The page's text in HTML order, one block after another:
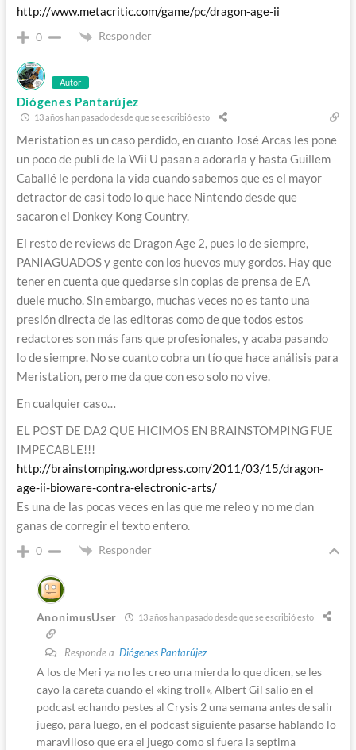
http://www.metacritic.com/game/pc/dragon-age-ii
0 Responder
Autor
Diógenes Pantarújez
13 años han pasado desde que se escribió esto
Meristation es un caso perdido, en cuanto José Arcas les pone
un poco de publi de la Wii U pasan a adorarla y hasta Guillem
Caballé le perdona la vida cuando sabemos que es el mayor
detractor de casi todo lo que hace Nintendo desde que
sacaron el Donkey Kong Country.
El resto de reviews de Dragon Age 2, pues lo de siempre,
PANIAGUADOS y gente con los huevos muy gordos. Hay que
tener en cuenta que quedarse sin copias de prensa de EA
duele mucho. Sin embargo, muchas veces no es tanto una
presión directa de las editoras como de que todos estos
redactores son más fans que profesionales, y acaba pasando
lo de siempre. No se cuanto cobra un tío que hace análisis para
Meristation, pero me da que con eso solo no vive.
En cualquier caso…
EL POST DE DA2 QUE HICIMOS EN BRAINSTOMPING FUE
IMPECABLE!!!
http://brainstomping.wordpress.com/2011/03/15/dragon-
age-ii-bioware-contra-electronic-arts/
Es una de las pocas veces en las que me releo y no me dan
ganas de corregir el texto entero.
0 Responder
AnonimusUser 13 años han pasado desde que se escribió esto
Responde a Diógenes Pantarújez
A los de Meri ya no les creo una mierda lo que dicen, se les
cayo la careta cuando el «king troll», Albert Gil salio en el
podcast echando pestes al Crysis 2 una semana antes de salir
juego, para luego, en el podcast siguiente pasarse hablando lo
maravilloso que era el juego como si fuera la septima